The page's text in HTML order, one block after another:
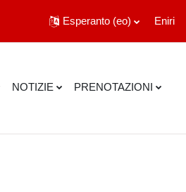
Esperanto ‎(eo)‎ Eniri
NOTIZIE PRENOTAZIONI